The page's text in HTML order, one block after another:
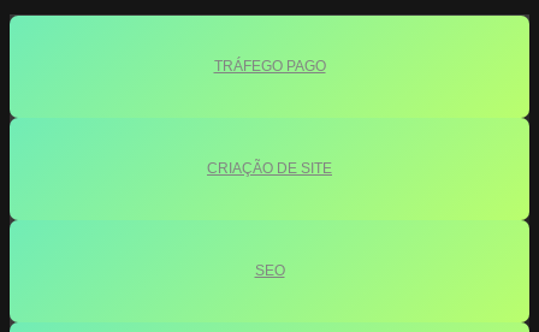
TRÁFEGO PAGO
CRIAÇÃO DE SITE
SEO